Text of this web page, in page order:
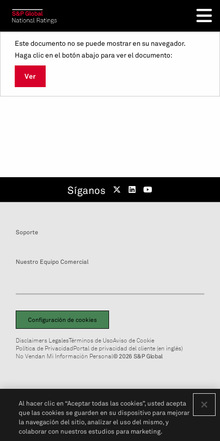
Este documento no se puede mostrar en su navegador.
Haga clic en el botón abajo para ver el documento:
Ver
Síganos
Soporte
Nuestro Equipo Comercial
Configuración de cookies
Disclaimers LegalesTérminos de UsoAviso de Cookie
Política de PrivacidadPortal de privacidad del cliente (en inglés)
No Vendan Mi Información Personal© 2026 S&P Global
Al hacer clic en “Aceptar todas las cookies”, usted acepta
que las cookies se guarden en su dispositivo para mejorar
la navegación del sitio, analizar el uso del mismo, y
colaborar con nuestros estudios para marketing.